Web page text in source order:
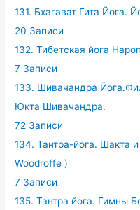
131. Бхагават Гита Йога.
20 Записи
132. Тибетская йога
7 Записи
133. Шивачандра
Юкта Шивачандра.
72 Записи
134. Тантра-йога. Шакта
Woodroffe )
7 Записи
135. Тантра йога. Гимны